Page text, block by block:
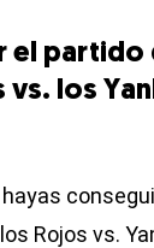
el partido
vs. los
Rojos vs.